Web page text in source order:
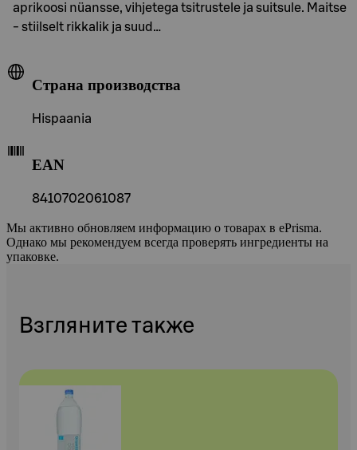
aprikoosi nüansse, vihjetega tsitrustele ja suitsule. Maitse
- stiilselt rikkalik ja suud…
Страна производства
Hispaania
EAN
8410702061087
Мы активно обновляем информацию о товарах в ePrisma.
Однако мы рекомендуем всегда проверять ингредиенты на
упаковке.
Взгляните также